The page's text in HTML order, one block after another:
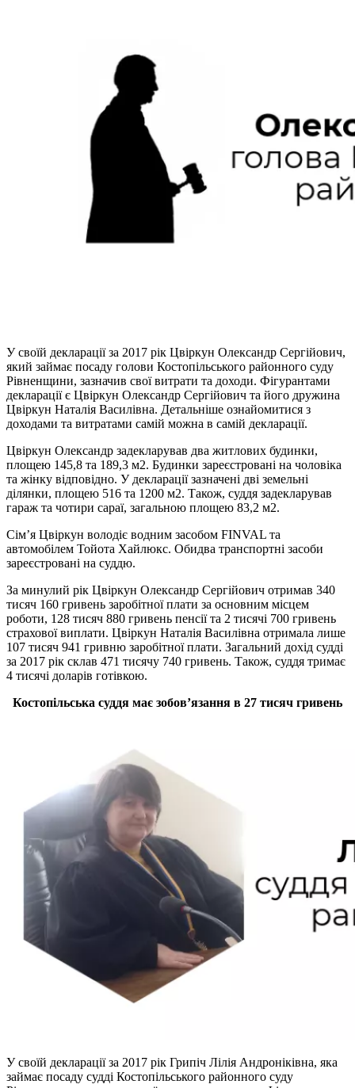
У своїй декларації за 2017 рік Цвіркун Олександр Сергійович,
який займає посаду голови Костопільського районного суду
Рівненщини, зазначив свої витрати та доходи. Фігурантами
декларації є Цвіркун Олександр Сергійович та його дружина
Цвіркун Наталія Василівна. Детальніше ознайомитися з
доходами та витратами самій можна в самій декларації.
Цвіркун Олександр задекларував два житлових будинки,
площею 145,8 та 189,3 м2. Будинки зареєстровані на чоловіка
та жінку відповідно. У декларації зазначені дві земельні
ділянки, площею 516 та 1200 м2. Також, суддя задекларував
гараж та чотири сараї, загальною площею 83,2 м2.
Сім’я Цвіркун володіє водним засобом FINVAL та
автомобілем Тойота Хайлюкс. Обидва транспортні засоби
зареєстровані на суддю.
За минулий рік Цвіркун Олександр Сергійович отримав 340
тисяч 160 гривень заробітної плати за основним місцем
роботи, 128 тисяч 880 гривень пенсії та 2 тисячі 700 гривень
страхової виплати. Цвіркун Наталія Василівна отримала лише
107 тисяч 941 гривню заробітної плати. Загальний дохід судді
за 2017 рік склав 471 тисячу 740 гривень. Також, суддя тримає
4 тисячі доларів готівкою.
Костопільська суддя має зобов’язання в 27 тисяч гривень
У своїй декларації за 2017 рік Грипіч Лілія Андроніківна, яка
займає посаду судді Костопільського районного суду